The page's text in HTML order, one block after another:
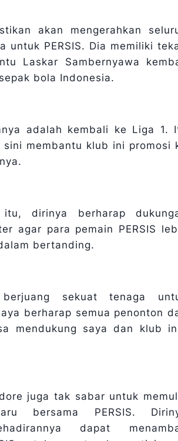
akan mengerahkan
untuk PERSIS. Dia memiliki
Laskar Sambernyawa
bola Indonesia.
adalah kembali ke Liga 1.
membantu klub ini promosi
dirinya berharap
agar para pemain PERSIS
bertanding.
sekuat tenaga
berharap semua penonton
mendukung saya dan klub
juga tak sabar untuk
bersama PERSIS.
dapat